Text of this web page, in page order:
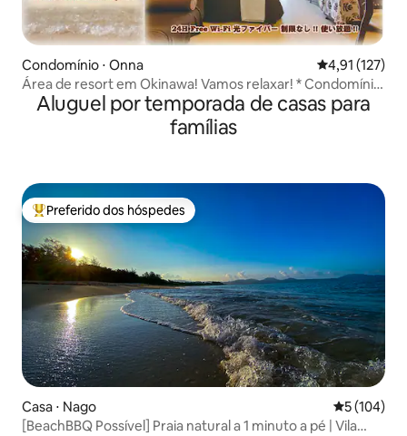
Condomínio ⋅ Onna 4,91 de uma
4,91 (127)
Área de resort em Okinawa! Vamos relaxar! * Condomínio
de estilo havaiano * 7 minutos da IC e 3 minutos a pé da
Aluguel por temporada de casas para
famílias
Entre os melhores preferidos dos hóspedes
Preferido dos hóspedes
Casa ⋅ Nago 5 de uma
5 (104)
[BeachBBQ Possível] Praia natural a 1 minuto a pé | Vila